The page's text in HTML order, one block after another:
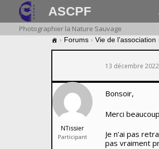
ASCPF
Photographier la Nature Sauvage
› Forums › Vie de l’association
13 décembre
NTissier
Participant
Bonsoir,
Merci
Je n’ai pas
pas vraiment